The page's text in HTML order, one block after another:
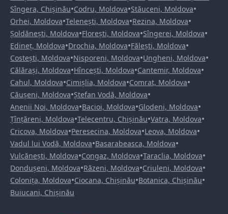
Sîngera, Chișinău•Codru, Moldova•Stăuceni, Moldova•
Orhei, Moldova•Telenești, Moldova•Rezina, Moldova•
Șoldănești, Moldova•Florești, Moldova•Sîngerei, Moldova•
Edineț, Moldova•Drochia, Moldova•Fălești, Moldova•
Costești, Moldova•Nisporeni, Moldova•Ungheni, Moldova•
Călărași, Moldova•Hîncești, Moldova•Cantemir, Moldova•
Cahul, Moldova•Cimișlia, Moldova•Comrat, Moldova•
Căușeni, Moldova•Ștefan Vodă, Moldova•
Anenii Noi, Moldova•Bacioi, Moldova•Glodeni, Moldova•
Țînțăreni, Moldova•Telecentru, Chișinău•Vatra, Moldova•
Cricova, Moldova•Peresecina, Moldova•Leova, Moldova•
Vadul lui Vodă, Moldova•Basarabeasca, Moldova•
Vulcănești, Moldova•Congaz, Moldova•Taraclia, Moldova•
Dondușeni, Moldova•Răzeni, Moldova•Criuleni, Moldova•
Colonița, Moldova•Ciocana, Chișinău•Botanica, Chișinău•
Buiucani, Chișinău